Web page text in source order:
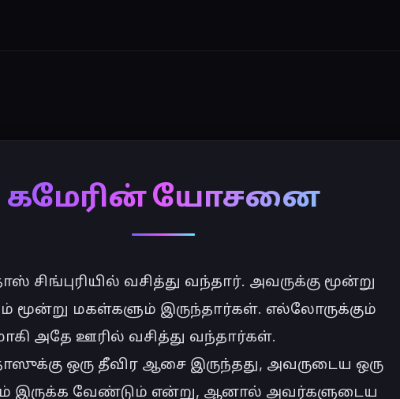
கமேரின் யோசனை
சிங்புரியில் வசித்து வந்தார். அவருக்கு மூன்று
மூன்று மகள்களும் இருந்தார்கள். எல்லோருக்கும்
அதே ஊரில் வசித்து வந்தார்கள்.
ஒரு தீவிர ஆசை இருந்தது, அவருடைய ஒரு
இருக்க வேண்டும் என்று, ஆனால் அவர்களுடைய